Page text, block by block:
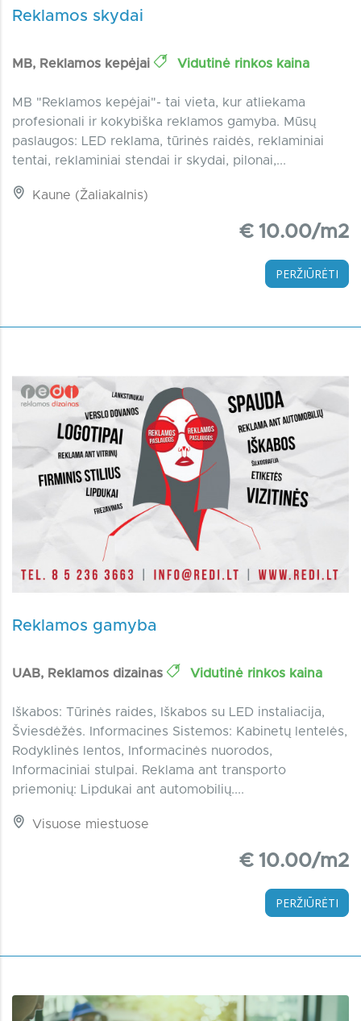
Reklamos skydai
MB, Reklamos kepėjai Vidutinė rinkos kaina
MB "Reklamos kepėjai"- tai vieta, kur atliekama
profesionali ir kokybiška reklamos gamyba. Mūsų
paslaugos: LED reklama, tūrinės raidės, reklaminiai
tentai, reklaminiai stendai ir skydai, pilonai,...
Kaune (Žaliakalnis)
€ 10.00/m2
PERŽIŪRĖTI
Reklamos gamyba
UAB, Reklamos dizainas Vidutinė rinkos kaina
Iškabos: Tūrinės raides, Iškabos su LED instaliacija,
Šviesdėžės. Informacines Sistemos: Kabinetų lentelės,
Rodyklinės lentos, Informacinės nuorodos,
Informaciniai stulpai. Reklama ant transporto
priemonių: Lipdukai ant automobilių....
Visuose miestuose
€ 10.00/m2
PERŽIŪRĖTI